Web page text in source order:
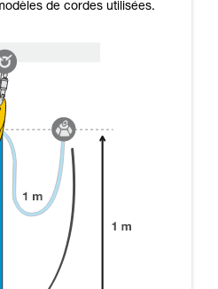
de cordes utilisées.